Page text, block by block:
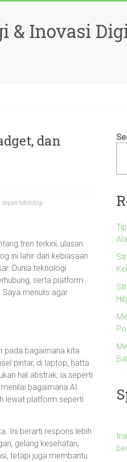
& Inovasi
dan
teknologi
tren terkini, ulasan
ini lahir dari kebiasaan
Dunia teknologi
serta platform
menulis agar
pada bagaimana kita
pintar, di laptop, hatta
hal abstrak; ia seperti
bagaimana AI
lewat platform seperti
Ini berarti respons lebih
gelang kesehatan,
tetapi juga membantu